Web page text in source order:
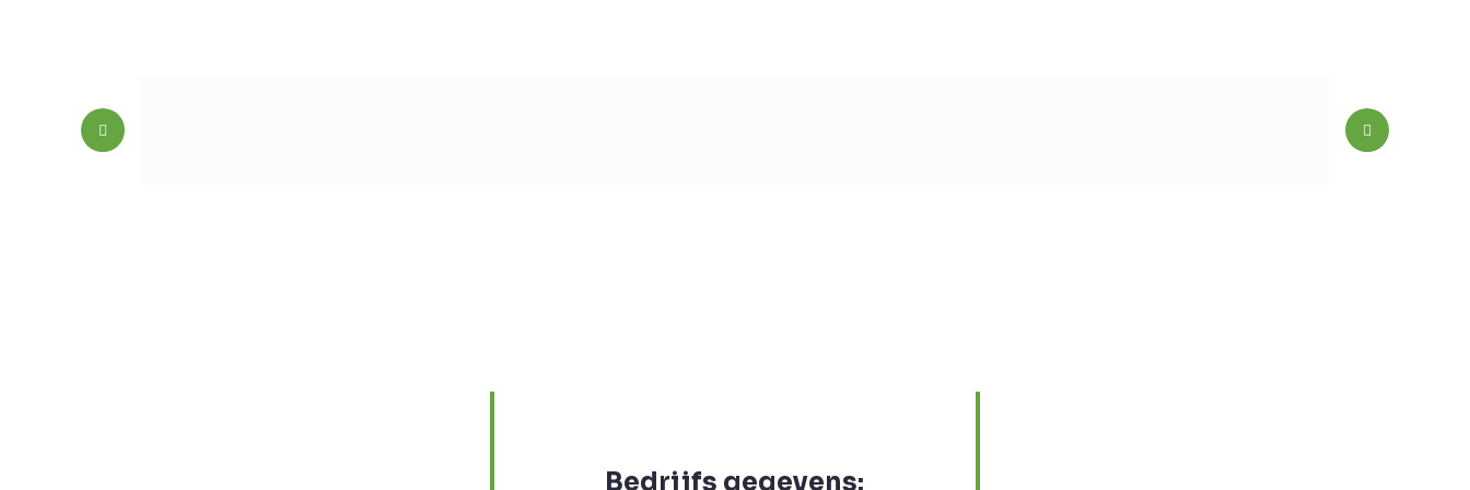
Bedrijfs gegevens: